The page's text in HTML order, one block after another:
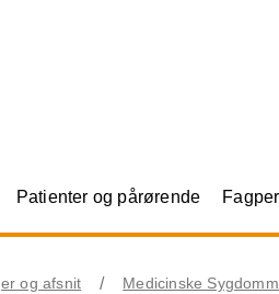
Patienter og pårørende
og afsnit Medicinske